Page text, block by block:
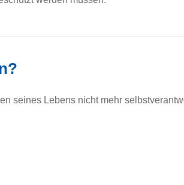
seines Lebens nicht mehr